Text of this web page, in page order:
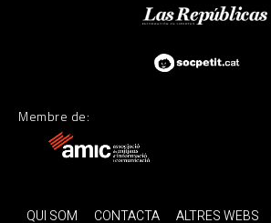
Membre de:
QUI SOM CONTACTA ALTRES WEBS